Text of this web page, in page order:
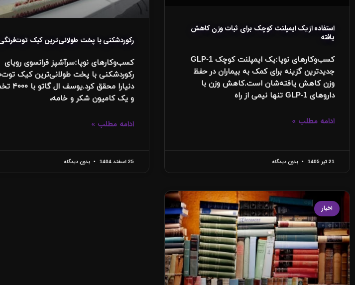
استفاده ازیک ایمپلنت کوچک برای ثبات وزن کاهش
یافته‌
کسب‌وکارهای نوپا:یک ایمپلنت کوچک GLP-1
جدیدترین گزینه برای کمک به بیماران در حفظ
وزن کاهش یافته‌شان است.کاهش وزن با
داروهای GLP-1 تنها نیمی از راه
ادامه مطلب »
21 تیر 1405 بدون دیدگاه
رکوردشکنی با پخت طولانی‌ترین کیک توت‌فرنگی
کسب‌وکارهای نوپا:سرآشپز فرانسوی رویای
رکوردشکنی با پخت طولانی‌ترین کیک
دنیارا محقق
و یک کامیون شکر و خامه،
ادامه مطلب »
25 اسفند 1404 بدون دیدگاه
اخبار